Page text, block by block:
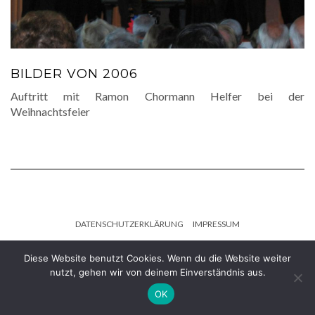
BILDER VON 2006
Auftritt mit Ramon Chormann Helfer bei der
Weihnachtsfeier
DATENSCHUTZERKLÄRUNG IMPRESSUM
Copyright © 2026 Kale
by LyraThemes.com.
Diese Website benutzt Cookies. Wenn du die Website weiter
nutzt, gehen wir von deinem Einverständnis aus.
OK